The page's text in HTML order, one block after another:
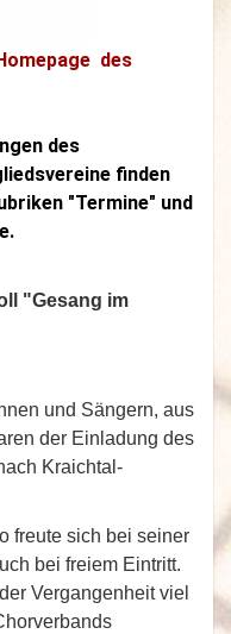
des
des
finden
"Termine" und
"Gesang im
und Sängern, aus
der Einladung des
Kraichtal-
freute sich bei seiner
bei freiem Eintritt.
Vergangenheit viel